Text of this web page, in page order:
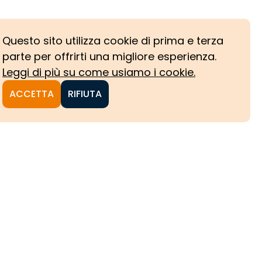
Questo sito utilizza cookie di prima e terza
parte per offrirti una migliore esperienza.
Leggi di più su come usiamo i cookie.
ACCETTA RIFIUTA